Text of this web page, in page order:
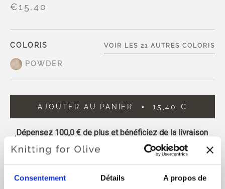
Consentement Détails A propos de
€15,40
COLORIS
POWDER
VOIR LES 21 AUTRES COLORIS
AJOUTER AU PANIER 15,40 €
Dépensez 100,0 € de plus et bénéficiez de la livraison
gratuite dans l'UE !
Les commandes passées avant 13 heures CET sont